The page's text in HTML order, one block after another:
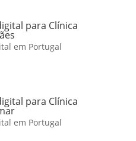
para Clínica
em Portugal
para Clínica
em Portugal